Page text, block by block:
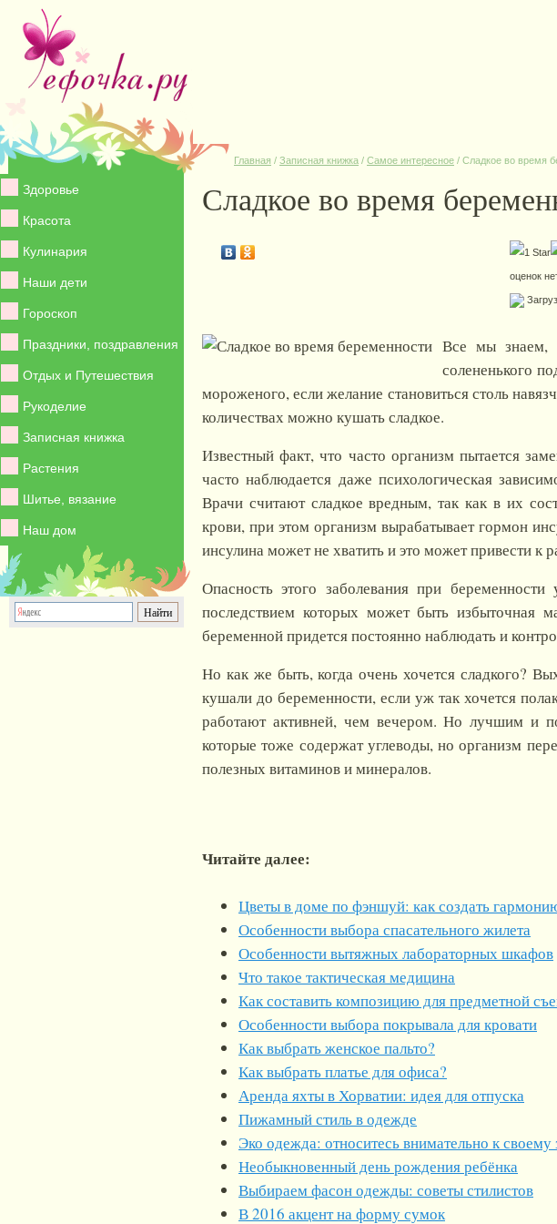
Здоровье
Красота
Кулинария
Наши дети
Гороскоп
Праздники, поздравления
Отдых и Путешествия
Рукоделие
Записная книжка
Растения
Шитье, вязание
Наш дом
Главная / Записная книжка / Самое интересное / Сладкое во время
Сладкое во время
оценок
Все мы знаем,
солененького
мороженого, если желание становиться столь
количествах можно кушать сладкое.
Известный факт, что часто организм пытается
часто наблюдается даже психологическая
Врачи считают сладкое вредным, так как в их
крови, при этом организм вырабатывает гормон
инсулина может не хватить и это может привести к
Опасность этого заболевания при
последствием которых может быть избыточная
беременной придется постоянно наблюдать и
Но как же быть, когда очень хочется сладкого?
кушали до беременности, если уж так хочется
работают активней, чем вечером. Но лучшим и
которые тоже содержат углеводы, но организм
полезных витаминов и минералов.
Читайте далее:
Цветы в доме по фэншуй: как создать
Особенности выбора спасательного жилета
Особенности вытяжных лабораторных шкафов
Что такое тактическая медицина
Как составить композицию для предметной
Особенности выбора покрывала для кровати
Как выбрать женское пальто?
Как выбрать платье для офиса?
Аренда яхты в Хорватии: идея для отпуска
Пижамный стиль в одежде
Эко одежда: относитесь внимательно к
Необыкновенный день рождения ребёнка
Выбираем фасон одежды: советы стилистов
В 2016 акцент на форму сумок